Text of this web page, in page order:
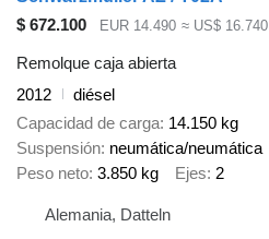
$ 672.100
EUR 14.490 ≈ US$ 16.740
Remolque caja abierta
2012
diésel
Capacidad de carga 14.150 kg
Suspensión neumática/neumática
Peso neto 3.850 kg Ejes 2
Alemania, Datteln